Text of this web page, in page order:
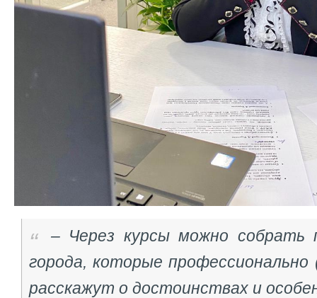
– Через курсы можно собрать
города, которые профессионально
расскажут о достоинствах и